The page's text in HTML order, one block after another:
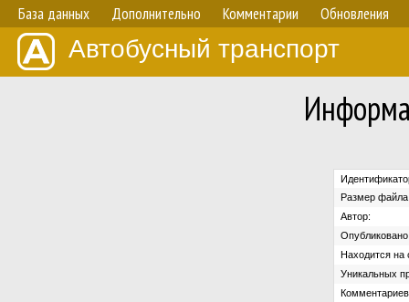
База данных Дополнительно Комментарии Обновления
Автобусный транспорт
Размер
Автор:
Находится на
Уникальных